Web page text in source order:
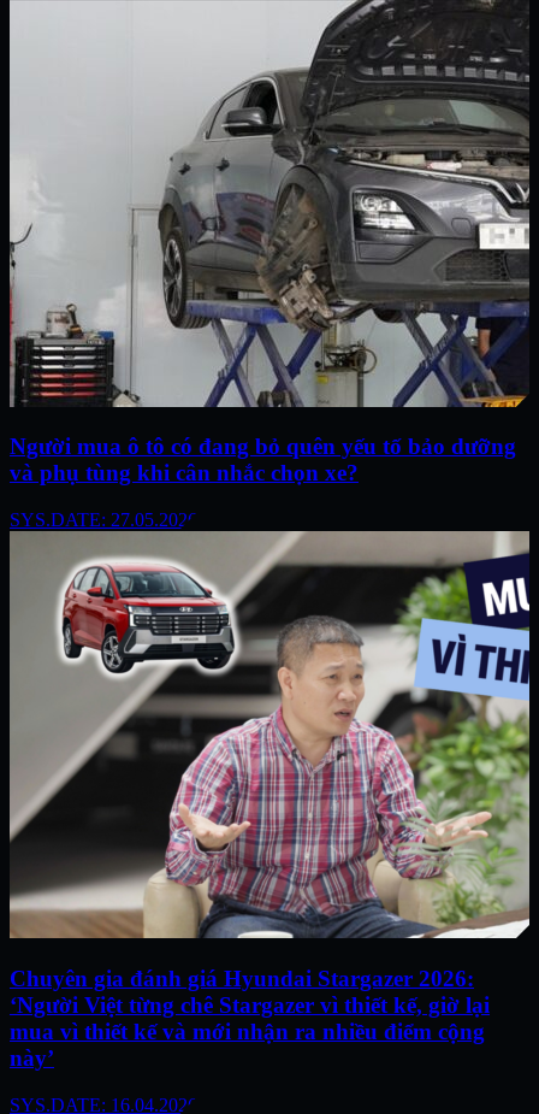
Người mua ô tô có đang bỏ quên yếu tố bảo dưỡng
và phụ tùng khi cân nhắc chọn xe?
SYS.DATE: 27.05.2026
Chuyên gia đánh giá Hyundai Stargazer 2026:
‘Người Việt từng chê Stargazer vì thiết kế, giờ lại
mua vì thiết kế và mới nhận ra nhiều điểm cộng
này’
SYS.DATE: 16.04.2026